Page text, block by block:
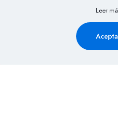
Solicita
recibe la
evento al
Leer